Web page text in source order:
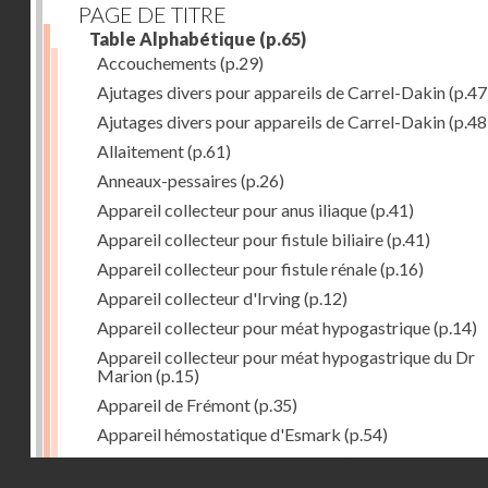
PAGE DE TITRE
Table Alphabétique (p.65)
Accouchements (p.29)
Ajutages divers pour appareils de Carrel-Dakin
Ajutages divers pour appareils de Carrel-Dakin
Allaitement(p.61)
Anneaux-pessaires (p.26)
Appareil collecteur pour anus iliaque(p.41)
Appareil collecteur pour fistule biliaire(p.41)
Appareil collecteur pour fistule rénale(p.16)
Appareil collecteur d'Irving(p.12)
Appareil collecteur pour méat hypogastrique(p.14)
Appareil collecteur pour méat hypogastrique du Dr
Marion(p.15)
Appareil de Frémont(p.35)
Appareil hémostatique d'Esmark (p.54)
Appareil irrigateur de Lockwood(p.40)